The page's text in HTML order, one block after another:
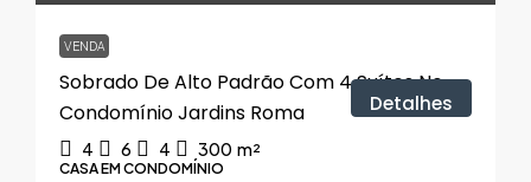
VENDA
Sobrado De Alto Padrão Com 4 Suítes No
Condomínio Jardins Roma
4 6 4 300 m²
CASA EM CONDOMÍNIO
Detalhes